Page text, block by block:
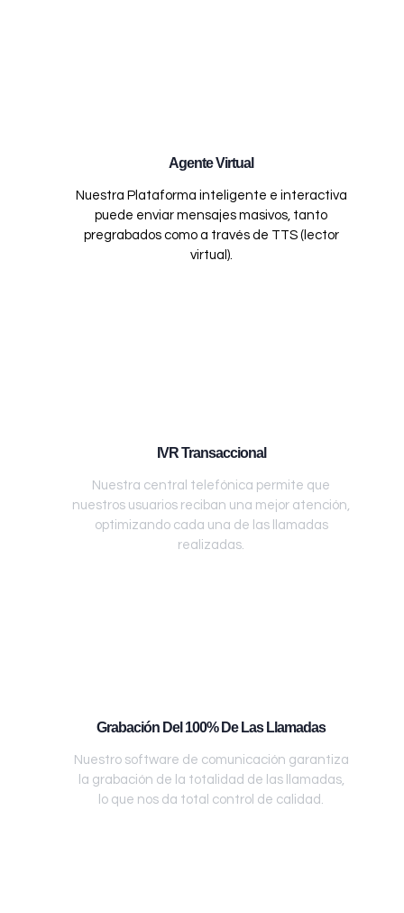
Agente Virtual
Nuestra Plataforma inteligente e interactiva
puede enviar mensajes masivos, tanto
pregrabados como a través de TTS (lector
virtual).
IVR Transaccional
Nuestra central telefónica permite que
nuestros usuarios reciban una mejor atención,
optimizando cada una de las llamadas
realizadas.
Grabación Del 100% De Las Llamadas
Nuestro software de comunicación garantiza
la grabación de la totalidad de las llamadas,
lo que nos da total control de calidad.